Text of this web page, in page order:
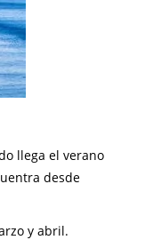
llega el verano
desde
y abril.